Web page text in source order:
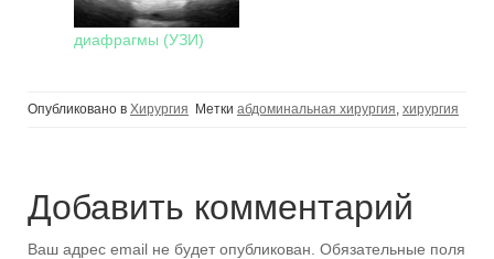
диафрагмы (УЗИ)
Опубликовано в Хирургия Метки абдоминальная хирургия, хирургия
Добавить комментарий
Ваш адрес email не будет опубликован. Обязательные поля